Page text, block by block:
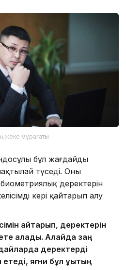
жеке мұрағаты
бұл жағдайды
түседі. Оның
деректерін
кері қайтарып алу
қайтарып, деректерін
алады. Алайда заң
деректерді
яғни бұл құқықтың